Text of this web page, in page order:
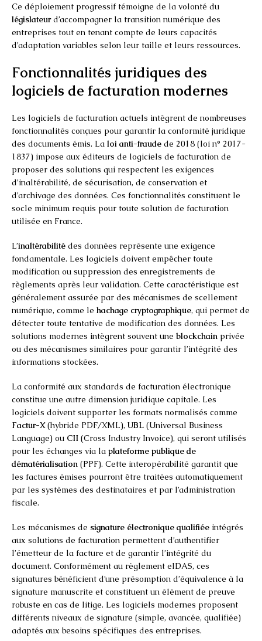
Ce déploiement progressif témoigne de la volonté du
législateurd’accompagner la transition numérique des
entreprises tout en tenant compte de leurs capacités
d’adaptation variables selon leur taille et leurs ressources.
Fonctionnalités juridiques des
logiciels de facturation modernes
Les logiciels de facturation actuels intègrent de nombreuses
fonctionnalités conçues pour garantir la conformité juridique
des documents émis. La loi anti-fraude de 2018 (loi n° 2017-
1837) impose aux éditeurs de logiciels de facturation de
proposer des solutions qui respectent les exigences
d’inaltérabilité, de sécurisation, de conservation et
d’archivage des données. Ces fonctionnalités constituent le
socle minimum requis pour toute solution de facturation
utilisée en France.
L’inaltérabilité des données représente une exigence
fondamentale. Les logiciels doivent empêcher toute
modification ou suppression des enregistrements de
règlements après leur validation. Cette caractéristique est
généralement assurée par des mécanismes de scellement
numérique, comme le hachage cryptographique, qui permet de
détecter toute tentative de modification des données. Les
solutions modernes intègrent souvent une blockchain privée
ou des mécanismes similaires pour garantir l’intégrité des
informations stockées.
La conformité aux standards de facturation électronique
constitue une autre dimension juridique capitale. Les
logiciels doivent supporter les formats normalisés comme
Factur-X(hybride PDF/XML), UBL (Universal Business
Language) ou CII (Cross Industry Invoice), qui seront utilisés
pour les échanges via la plateforme publique de
dématérialisation (PPF). Cette interopérabilité garantit que
les factures émises pourront être traitées automatiquement
par les systèmes des destinataires et par l’administration
fiscale.
Les mécanismes de signature électronique qualifiée intégrés
aux solutions de facturation permettent d’authentifier
l’émetteur de la facture et de garantir l’intégrité du
document. Conformément au règlement eIDAS, ces
signatures bénéficient d’une présomption d’équivalence à la
signature manuscrite et constituent un élément de preuve
robuste en cas de litige. Les logiciels modernes proposent
différents niveaux de signature (simple, avancée, qualifiée)
adaptés aux besoins spécifiques des entreprises.